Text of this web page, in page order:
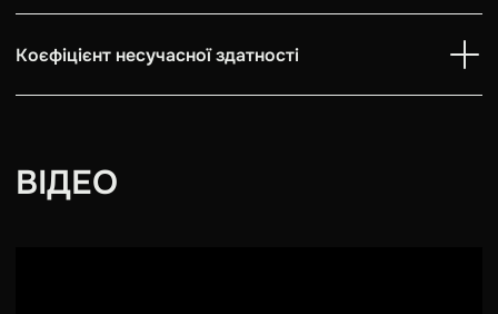
Коєфіцієнт несучасної здатності
ВІДЕО